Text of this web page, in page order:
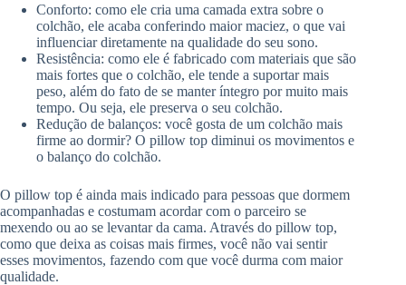
Conforto: como ele cria uma camada extra sobre o
colchão, ele acaba conferindo maior maciez, o que vai
influenciar diretamente na qualidade do seu sono.
Resistência: como ele é fabricado com materiais que são
mais fortes que o colchão, ele tende a suportar mais
peso, além do fato de se manter íntegro por muito mais
tempo. Ou seja, ele preserva o seu colchão.
Redução de balanços: você gosta de um colchão mais
firme ao dormir? O pillow top diminui os movimentos e
o balanço do colchão.
O pillow top é ainda mais indicado para pessoas que dormem
acompanhadas e costumam acordar com o parceiro se
mexendo ou ao se levantar da cama. Através do pillow top,
como que deixa as coisas mais firmes, você não vai sentir
esses movimentos, fazendo com que você durma com maior
qualidade.